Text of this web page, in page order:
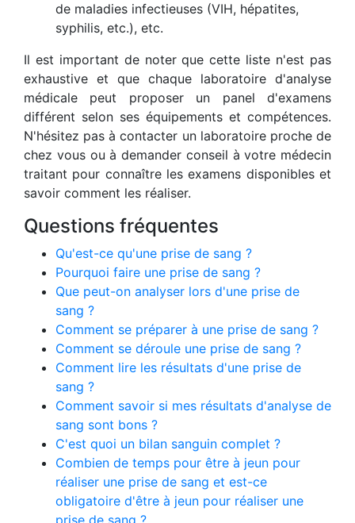
de maladies infectieuses (VIH, hépatites,
syphilis, etc.), etc.
Il est important de noter que cette liste n'est pas
exhaustive et que chaque laboratoire d'analyse
médicale peut proposer un panel d'examens
différent selon ses équipements et compétences.
N'hésitez pas à contacter un laboratoire proche de
chez vous ou à demander conseil à votre médecin
traitant pour connaître les examens disponibles et
savoir comment les réaliser.
Questions fréquentes
Qu'est-ce qu'une prise de sang ?
Pourquoi faire une prise de sang ?
Que peut-on analyser lors d'une prise de
sang ?
Comment se préparer à une prise de sang ?
Comment se déroule une prise de sang ?
Comment lire les résultats d'une prise de
sang ?
Comment savoir si mes résultats d'analyse de
sang sont bons ?
C'est quoi un bilan sanguin complet ?
Combien de temps pour être à jeun pour
réaliser une prise de sang et est-ce
obligatoire d'être à jeun pour réaliser une